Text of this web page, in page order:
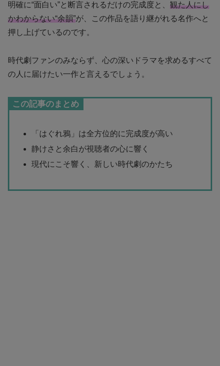
明確に“面白い”と断言されるだけの完成度と、 観た人にし
かわからない“余韻”が、この作品を語り継がれる名作へと
押し上げているのです。
時代劇ファンのみならず、心の深いドラマを求めるすべて
の人に届けたい一作と言えるでしょう。
この記事のまとめ
「はぐれ鴉」は全方位的に完成度が高い
静けさと余白が視聴者の心に響く
現代にこそ響く、新しい時代劇のかたち